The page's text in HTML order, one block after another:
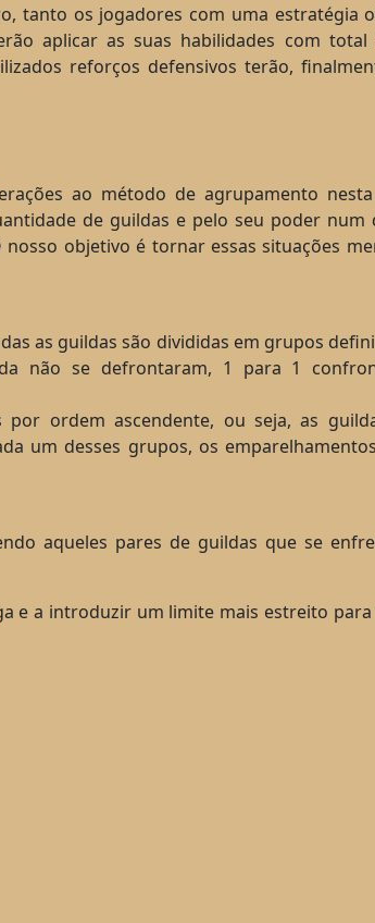
tanto os jogadores com uma estratégia
aplicar as suas habilidades com total
reforços defensivos terão,
ao método de agrupamento nesta
de guildas e pelo seu poder num
objetivo é tornar essas situações
as guildas são divididas em grupos
não se defrontaram, 1 para 1
ordem ascendente, ou seja, as
um desses grupos, os
aqueles pares de guildas que se
e a introduzir um limite mais estreito